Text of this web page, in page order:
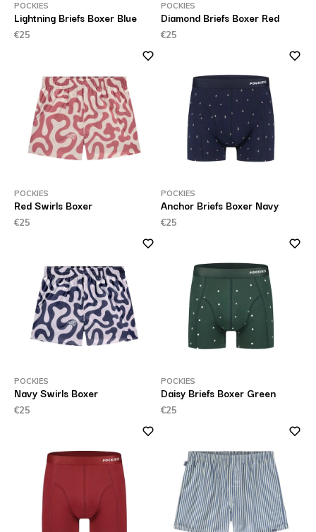
POCKIES
Lightning Briefs Boxer Blue
€25
POCKIES
Diamond Briefs Boxer Red
€25
POCKIES
Red Swirls Boxer
€25
POCKIES
Anchor Briefs Boxer Navy
€25
POCKIES
Navy Swirls Boxer
€25
POCKIES
Daisy Briefs Boxer Green
€25